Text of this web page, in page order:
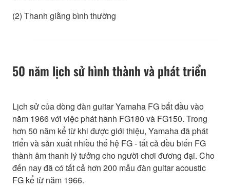
(2) Thanh giằng bình thường
50 năm lịch sử hình thành và phát triển
Lịch sử của dòng đàn guitar Yamaha FG bắt đầu vào
năm 1966 với việc phát hành FG180 và FG150. Trong
hơn 50 năm kể từ khi được giới thiệu, Yamaha đã phát
triển và sản xuất nhiều thế hệ FG - tất cả đều biến FG
thành âm thanh lý tưởng cho người chơi đương đại. Cho
đến nay đã có tất cả hơn 200 mẫu đàn guitar acoustic
FG kể từ năm 1966.